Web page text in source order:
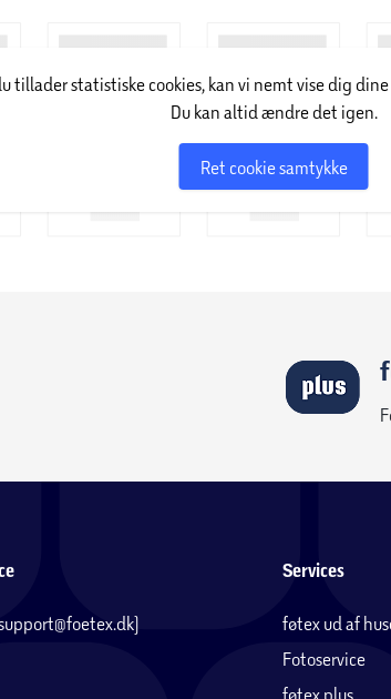
tillader statistiske cookies, kan vi nemt vise dig
Du kan altid ændre det igen.
Ret cookie samtykke
Services
føtex ud af
Fotoservice
føtex plus